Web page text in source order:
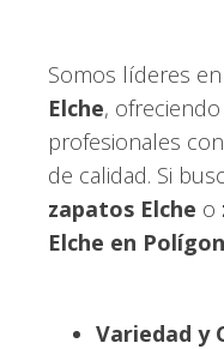
Somos líderes
Elche,
profesionales
de calidad. Si
zapatos Elche o
Elche en
Variedad y